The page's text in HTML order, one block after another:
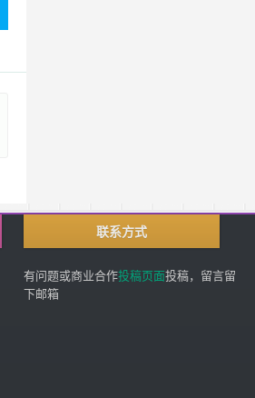
联系方式
有问题或商业合作投稿页面投稿，留言留
下邮箱